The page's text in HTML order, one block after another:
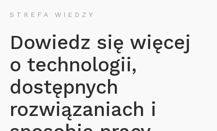
STREFA WIEDZY
Dowiedz się więcej
o technologii,
dostępnych
rozwiązaniach i